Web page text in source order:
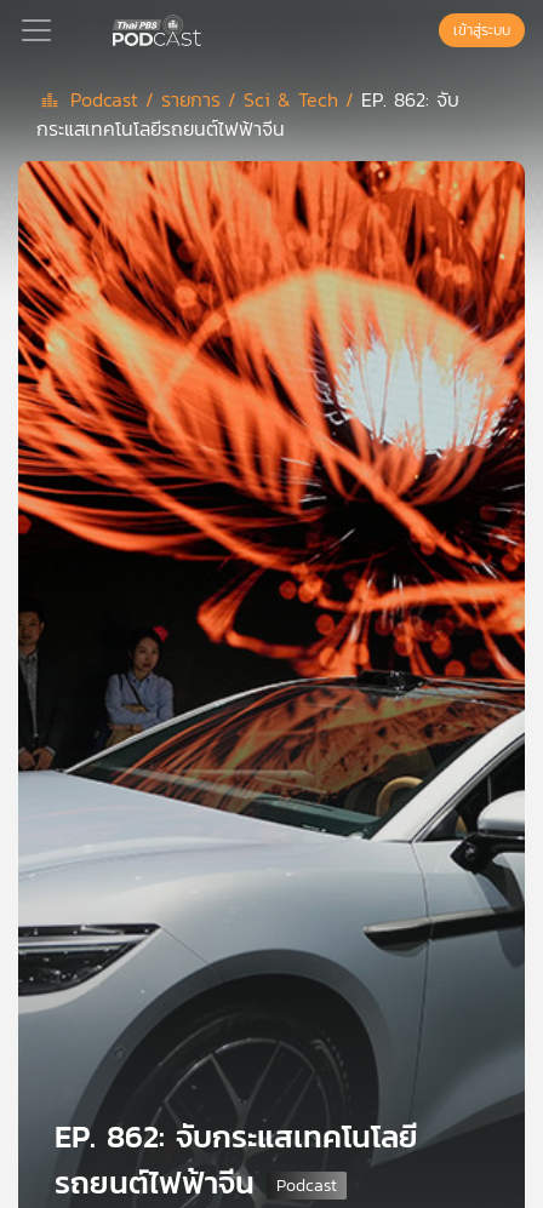
Podcast
เพล
ย์
ลิ
สต์
แนะนำ
เพล
ย์
ลิ
สต์
ของ
เพลง
บทความ
กิจกรรม
เกี่ยว
กับ
เรา
เข้าสู่ระบบ
Podcast / รายการ / Sci & Tech / EP. 862: จับ
กระแสเทคโนโลยีรถยนต์ไฟฟ้าจีน
EP. 862: จับกระแสเทคโนโลยี
รถยนต์ไฟฟ้าจีน